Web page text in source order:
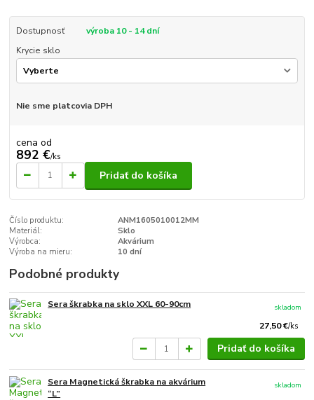
Dostupnosť
výroba 10 - 14 dní
Krycie sklo
Nie sme platcovia DPH
cena od
892 €/ks
Pridať do košíka
Číslo produktu:
ANM1605010012MM
Materiál:
Sklo
Výrobca:
Akvárium
Výroba na mieru:
10 dní
Podobné produkty
Sera škrabka na sklo XXL 60-90cm
27,50 €/ks
skladom
Pridať do košíka
Sera Magnetická škrabka na akvárium
“L”
skladom